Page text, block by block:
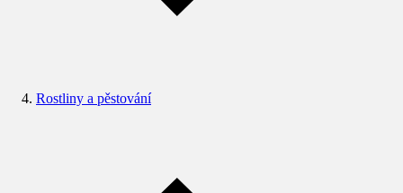
Rostliny a pěstování